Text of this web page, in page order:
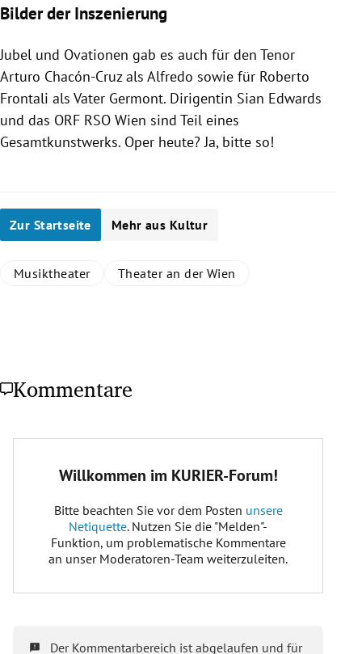
Bilder der Inszenierung
Jubel und Ovationen gab es auch für den Tenor
Arturo Chacón-Cruz als Alfredo sowie für Roberto
Frontali als Vater Germont. Dirigentin Sian Edwards
und das ORF RSO Wien sind Teil eines
Gesamtkunstwerks. Oper heute? Ja, bitte so!
Zur Startseite Mehr aus Kultur
Musiktheater Theater an der Wien
Kommentare